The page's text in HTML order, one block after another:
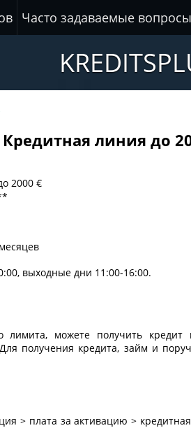
Часто задаваемые вопросы
Кредитная линия до
2000 €
выходные дни 11:00-16:00.
лимита, можете получить
получения кредита, займ и
> плата за активацию >